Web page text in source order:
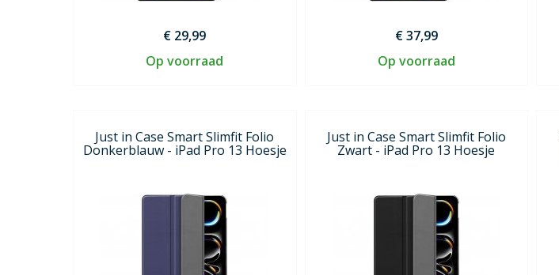
€ 29,99
Op voorraad
€ 37,99
Op voorraad
Just in Case Smart Slimfit Folio
Donkerblauw - iPad Pro 13 Hoesje
Just in Case Smart Slimfit Folio
Zwart - iPad Pro 13 Hoesje